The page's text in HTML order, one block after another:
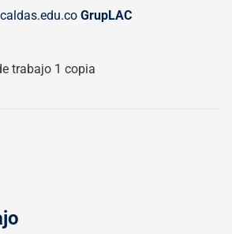
GrupLAC